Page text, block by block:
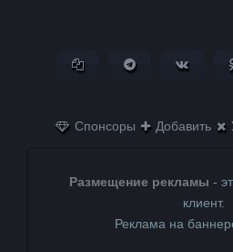
Копировать ссылку
Поделиться в
Спонсоры Добавить
Размещение рекламы -
клиент.
Реклама на